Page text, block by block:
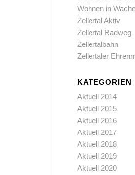
Wohnen in
Zellertal Aktiv
Zellertal Radweg
Zellertalbahn
Zellertaler
KATEGORIEN
Aktuell 2014
Aktuell 2015
Aktuell 2016
Aktuell 2017
Aktuell 2018
Aktuell 2019
Aktuell 2020